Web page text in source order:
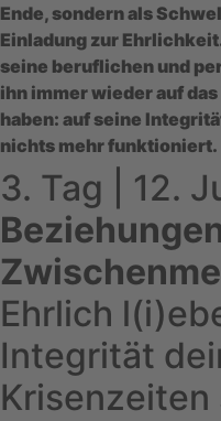
Ende, sondern als
Einladung zur
seine beruflichen und
ihn immer wieder auf
haben: auf seine
nichts mehr funktioniert.
3. Tag | 12.
Ehrlich
Integrität
Krisenzeiten